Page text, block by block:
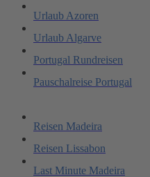
Urlaub Azoren
Urlaub Algarve
Portugal Rundreisen
Pauschalreise Portugal
Reisen Madeira
Reisen Lissabon
Last Minute Madeira